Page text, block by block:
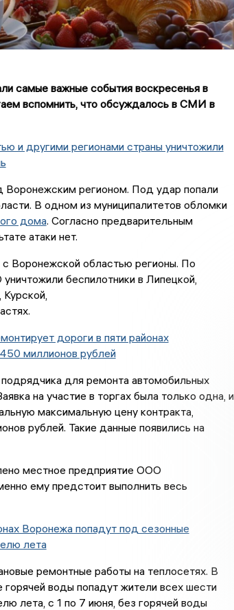
самые важные события воскресенья в
вспомнить, что обсуждалось в СМИ в
и другими регионами страны уничтожили
Воронежским регионом. Под удар попали
В одном из муниципалитетов обломки
дома. Согласно предварительным
атаки нет.
Воронежской областью регионы. По
беспилотники в Липецкой,
дороги в пяти районах
миллионов рублей
для ремонта автомобильных
на участие в торгах была только одна, и
максимальную цену контракта,
рублей. Такие данные появились на
местное предприятие ООО
ему предстоит выполнить весь
Воронежа попадут под сезонные
лета
ремонтные работы на теплосетях. В
воды попадут жители всех шести
лета, с 1 по 7 июня, без горячей воды